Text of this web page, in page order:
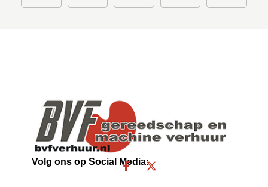
Volg ons op Social Media:
F
a
X
-